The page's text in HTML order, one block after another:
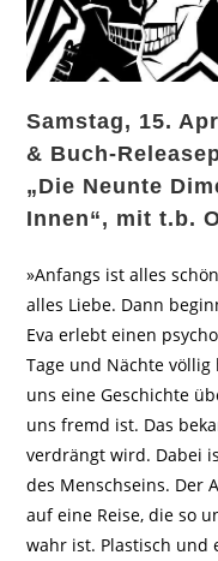
Samstag, 15.
& Buch-
„Die Neunte
Innen“, mit t.b.
»Anfangs ist alles
alles Liebe. Dann
Eva erlebt einen
Tage und Nächte
uns eine Geschichte
uns fremd ist. Das
verdrängt wird. Dabei
des Menschseins. Der
auf eine Reise, die so
wahr ist. Plastisch und